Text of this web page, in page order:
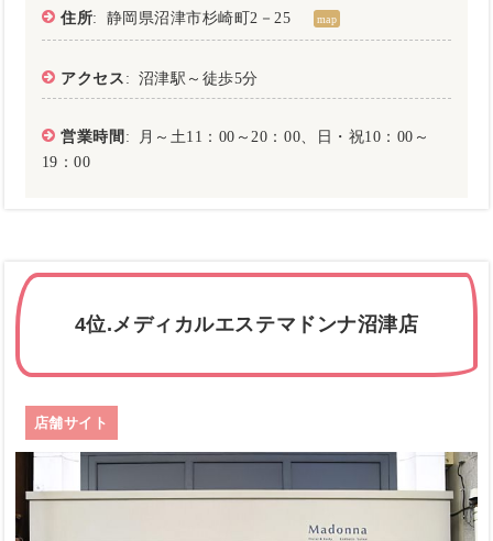
住所: 静岡県沼津市杉崎町2－25 map
アクセス : 沼津駅～徒歩5分
営業時間: 月～土11：00～20：00、日・祝10：00～
19：00
4位.メディカルエステマドンナ沼津店
店舗サイト